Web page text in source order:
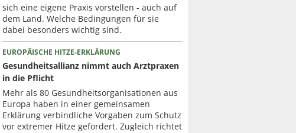
sich eine eigene Praxis vorstellen - auch auf
dem Land. Welche Bedingungen für sie
dabei besonders wichtig sind.
EUROPÄISCHE HITZE-ERKLÄRUNG
Gesundheitsallianz nimmt auch Arztpraxen
in die Pflicht
Mehr als 80 Gesundheits­organisationen aus
Europa haben in einer gemeinsamen
Erklärung verbindliche Vorgaben zum Schutz
vor extremer Hitze gefordert. Zugleich richtet